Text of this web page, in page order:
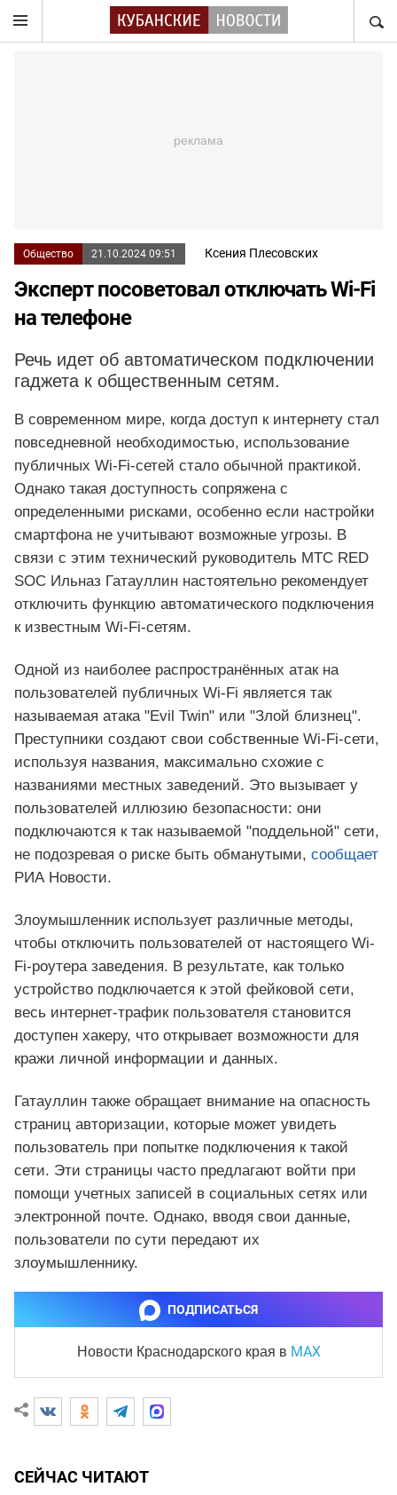
Общество 21.10.2024 09:51 Ксения Плесовских
Эксперт посоветовал отключать Wi-Fi
на телефоне
Речь идет об автоматическом подключении
гаджета к общественным сетям.
В современном мире, когда доступ к интернету стал
повседневной необходимостью, использование
публичных Wi-Fi-сетей стало обычной практикой.
Однако такая доступность сопряжена с
определенными рисками, особенно если настройки
смартфона не учитывают возможные угрозы. В
связи с этим технический руководитель МТС RED
SOC Ильназ Гатауллин настоятельно рекомендует
отключить функцию автоматического подключения
к известным Wi-Fi-сетям.
Одной из наиболее распространённых атак на
пользователей публичных Wi-Fi является так
называемая атака "Evil Twin" или "Злой близнец".
Преступники создают свои собственные Wi-Fi-сети,
используя названия, максимально схожие с
названиями местных заведений. Это вызывает у
пользователей иллюзию безопасности: они
подключаются к так называемой "поддельной" сети,
не подозревая о риске быть обманутыми, сообщает
РИА Новости.
Злоумышленник использует различные методы,
чтобы отключить пользователей от настоящего Wi-
Fi-роутера заведения. В результате, как только
устройство подключается к этой фейковой сети,
весь интернет-трафик пользователя становится
доступен хакеру, что открывает возможности для
кражи личной информации и данных.
Гатауллин также обращает внимание на опасность
страниц авторизации, которые может увидеть
пользователь при попытке подключения к такой
сети. Эти страницы часто предлагают войти при
помощи учетных записей в социальных сетях или
электронной почте. Однако, вводя свои данные,
пользователи по сути передают их
злоумышленнику.
ПОДПИСАТЬСЯ
Новости Краснодарского края в MAX
СЕЙЧАС ЧИТАЮТ